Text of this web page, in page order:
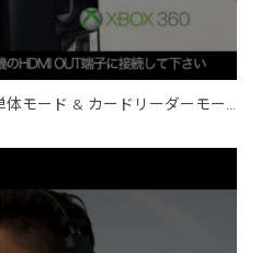
AVT-C878：セットアップ（単体モード & カードリーダーモード）